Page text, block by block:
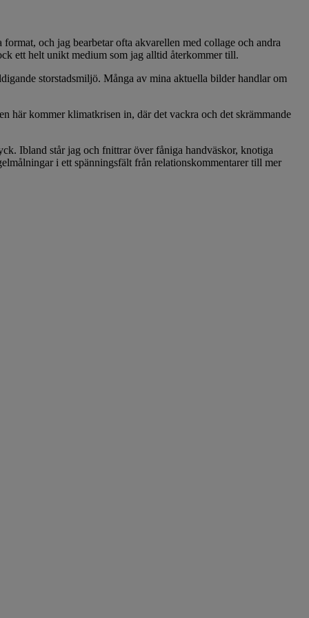
och jag bearbetar ofta akvarellen med collage och andra
ett helt unikt medium som jag alltid återkommer till.
storstadsmiljö. Många av mina aktuella bilder handlar om
här kommer klimatkrisen in, där det vackra och det skrämmande
Ibland står jag och fnittrar över fåniga handväskor, knotiga
i ett spänningsfält från relationskommentarer till mer